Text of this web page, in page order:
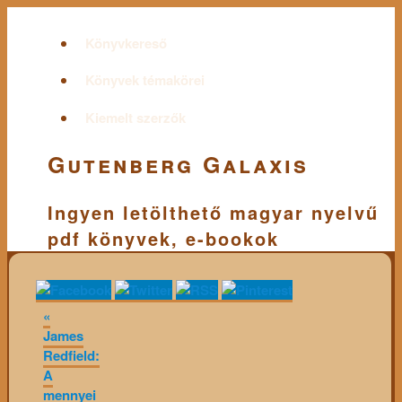
Könyvkereső
Könyvek témakörei
Kiemelt szerzők
Gutenberg Galaxis
Ingyen letölthető magyar nyelvű
pdf könyvek, e-bookok
«
James
Redfield:
A
mennyei